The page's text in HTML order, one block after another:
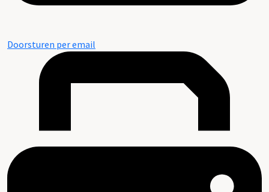
Doorsturen per email